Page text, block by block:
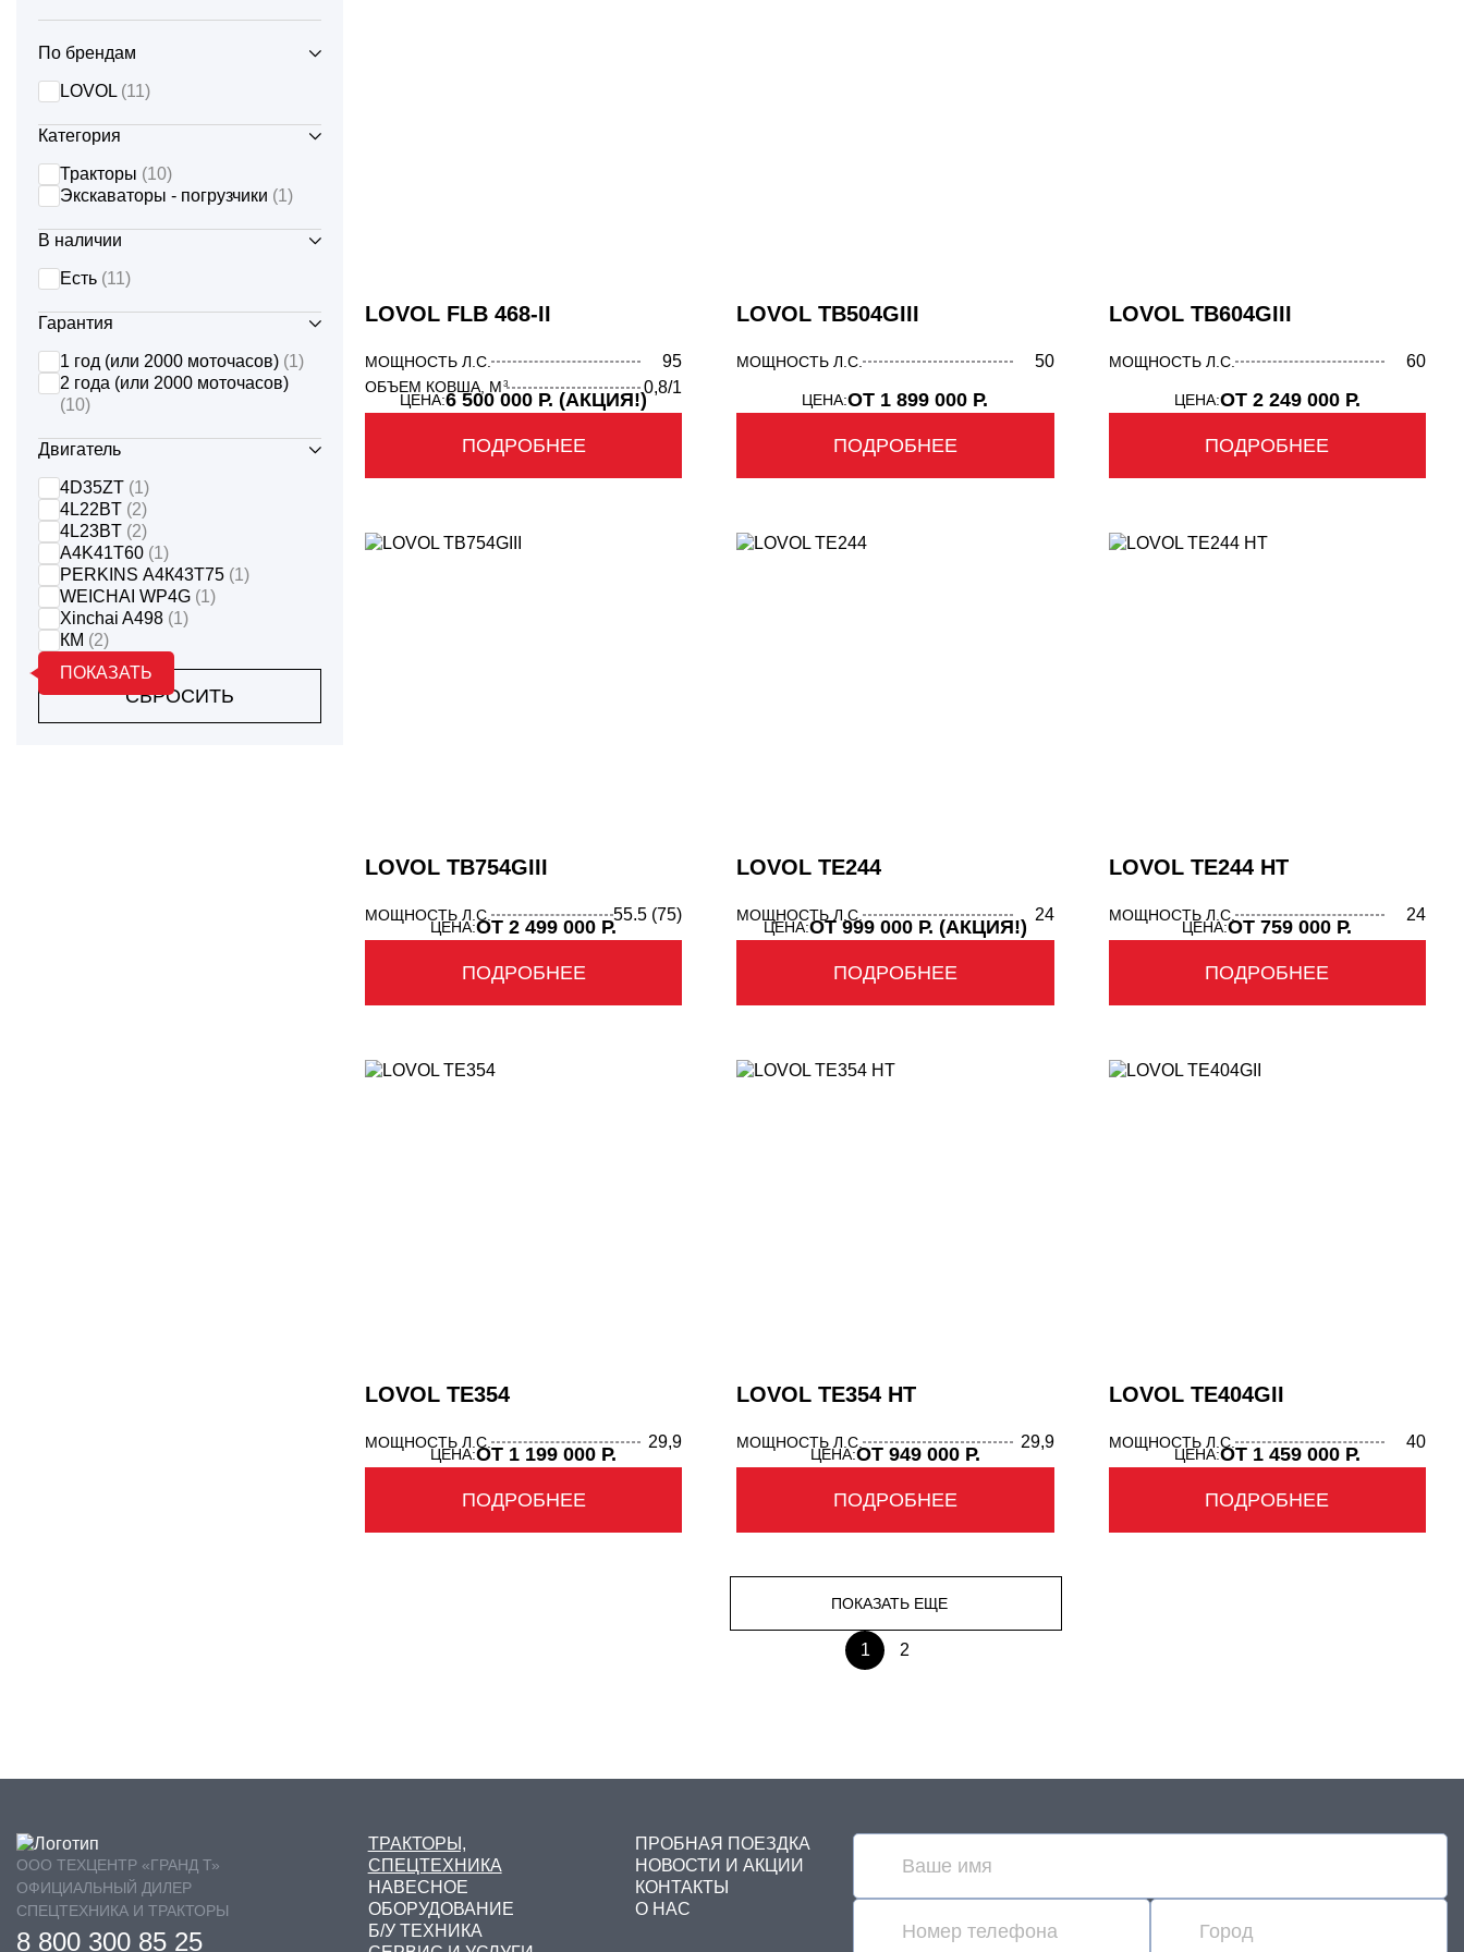
OXLIFT
YTO
ОТВАЛЫ
ПРЕСС - ПОДБОРЩИКИ
ФРОНТАЛЬНЫЕ ПОГРУЗЧИКИ
ЩЕТКИ
ЯМОБУРЫ
По брендам
LOVOL (11)
Категория
Тракторы (10)
Экскаваторы - погрузчики (1)
В наличии
Есть (11)
Гарантия
1 год (или 2000 моточасов) (1)
2 года (или 2000 моточасов)
(10)
Двигатель
4D35ZT (1)
4L22BT (2)
4L23BT (2)
A4K41T60 (1)
PERKINS А4К43Т75 (1)
WEICHAI WP4G (1)
Xinchai A498 (1)
КМ (2)
ПОКАЗАТЬ
СБРОСИТЬ
LOVOL FLB 468-II
МОЩНОСТЬ Л.С. 95
ОБЪЕМ КОВША, М 3 0,8/1
ЦЕНА:6 500 000 Р. (АКЦИЯ!)
ПОДРОБНЕЕ
LOVOL TB504GIII
МОЩНОСТЬ Л.С. 50
ЦЕНА:ОТ 1 899 000 Р.
ПОДРОБНЕЕ
LOVOL TB604GIII
МОЩНОСТЬ Л.С. 60
ЦЕНА:ОТ 2 249 000 Р.
ПОДРОБНЕЕ
LOVOL TB754GIII
МОЩНОСТЬ Л.С. 55.5 (75)
ЦЕНА:ОТ 2 499 000 Р.
ПОДРОБНЕЕ
LOVOL TE244
МОЩНОСТЬ Л.С. 24
ЦЕНА:ОТ 999 000 Р. (АКЦИЯ!)
ПОДРОБНЕЕ
LOVOL TE244 HT
МОЩНОСТЬ Л.С. 24
ЦЕНА:ОТ 759 000 Р.
ПОДРОБНЕЕ
LOVOL TE354
МОЩНОСТЬ Л.С. 29,9
ЦЕНА:ОТ 1 199 000 Р.
ПОДРОБНЕЕ
LOVOL TE354 HT
МОЩНОСТЬ Л.С. 29,9
ЦЕНА:ОТ 949 000 Р.
ПОДРОБНЕЕ
LOVOL TE404GII
МОЩНОСТЬ Л.С. 40
ЦЕНА:ОТ 1 459 000 Р.
ПОДРОБНЕЕ
ПОКАЗАТЬ ЕЩЕ
1 2
ООО ТЕХЦЕНТР «ГРАНД Т»
ОФИЦИАЛЬНЫЙ ДИЛЕР
СПЕЦТЕХНИКА И ТРАКТОРЫ
8 800 300 85 25
ТРАКТОРЫ,
СПЕЦТЕХНИКА
НАВЕСНОЕ
ОБОРУДОВАНИЕ
Б/У ТЕХНИКА
ПРОБНАЯ ПОЕЗДКА
НОВОСТИ И АКЦИИ
КОНТАКТЫ
О НАС